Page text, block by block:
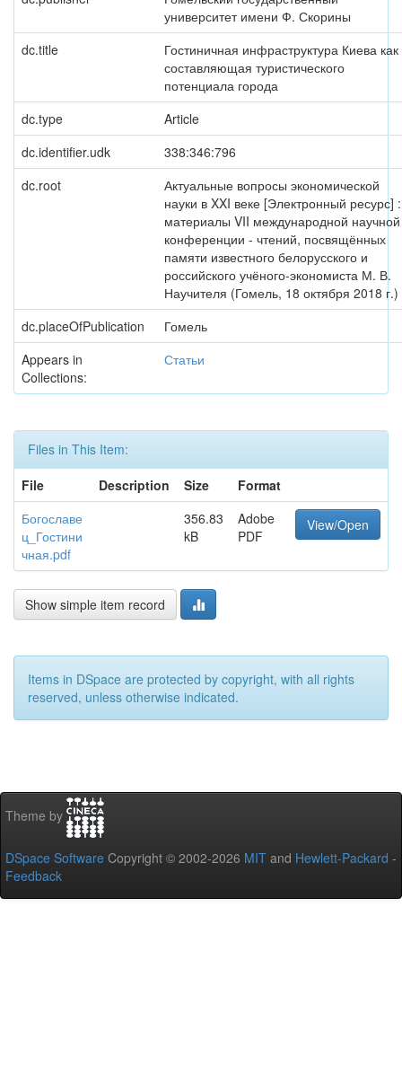
университет имени Ф. Скорины
dc.title
Гостиничная инфраструктура Киева как
составляющая туристического
потенциала города
dc.type
Article
dc.identifier.udk
338:346:796
dc.root
Актуальные вопросы экономической
науки в XXI веке [Электронный ресурс] :
материалы VII международной научной
конференции - чтений, посвящённых
памяти известного белорусского и
российского учёного-экономиста М. В.
Научителя (Гомель, 18 октября 2018 г.)
dc.placeOfPublication
Гомель
Appears in
Collections:
Статьи
Files in This Item:
File
Description Size
Format
Богославе
ц_Гостини
чная.pdf
356.83
kB
Adobe
PDF
View/Open
Show simple item record
Items in DSpace are protected by copyright, with all rights
reserved, unless otherwise indicated.
Theme by
DSpace Software Copyright © 2002-2026 MIT and Hewlett-Packard -
Feedback